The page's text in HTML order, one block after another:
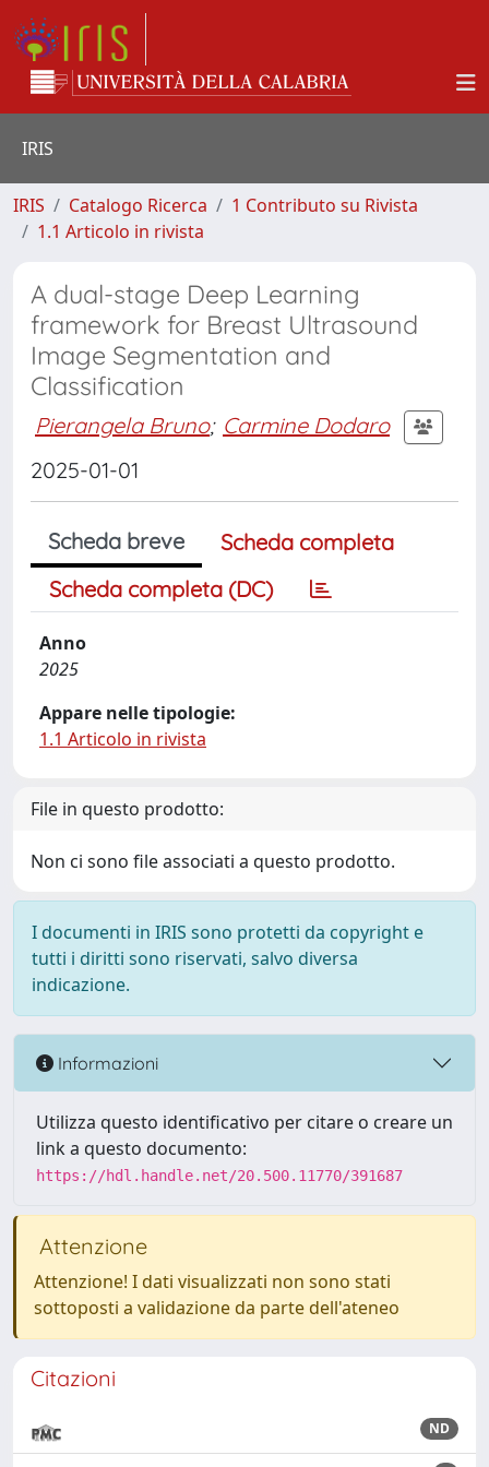
IRIS
IRIS Catalogo Ricerca
1 Contributo su Rivista
1.1 Articolo in rivista
A dual-stage Deep Learning
framework for Breast Ultrasound
Image Segmentation and
Classification
Pierangela Bruno; Carmine Dodaro
2025-01-01
Scheda breve
Scheda completa
Scheda completa (DC)
Anno
2025
Appare nelle tipologie:
1.1 Articolo in rivista
File in questo prodotto:
Non ci sono file associati a questo prodotto.
I documenti in IRIS sono protetti da copyright e
tutti i diritti sono riservati, salvo diversa
indicazione.
Informazioni
Utilizza questo identificativo per citare o creare un
link a questo documento:
https://hdl.handle.net/20.500.11770/391687
Attenzione
Attenzione! I dati visualizzati non sono stati
sottoposti a validazione da parte dell'ateneo
Citazioni
ND